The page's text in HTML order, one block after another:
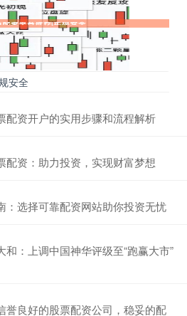
安全
配资开户的实用步骤和流程解析
配资：助力投资，实现财富梦想
：选择可靠配资网站助你投资无忧
：上调中国神华评级至“跑赢大市”
誉良好的股票配资公司，稳妥的配